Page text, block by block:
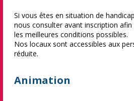
Si vous êtes en situation de
nous consulter avant inscription afin
les meilleures conditions possibles.
Nos locaux sont accessibles aux
réduite.
Animation